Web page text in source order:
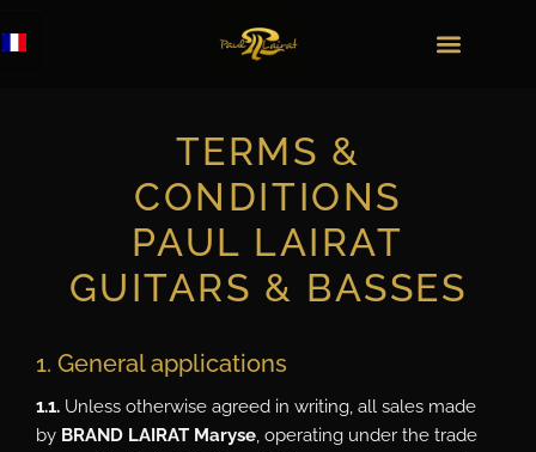
TERMS &
CONDITIONS
PAUL LAIRAT
GUITARS & BASSES
1. General applications
1.1. Unless otherwise agreed in writing, all sales made
by BRAND LAIRAT Maryse, operating under the trade